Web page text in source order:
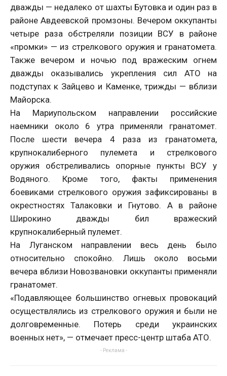
дважды — недалеко от шахты Бутовка и один раз в
районе Авдеевской промзоны. Вечером оккупанты
четыре раза обстреляли позиции ВСУ в районе
«промки» — из стрелкового оружия и гранатомета.
Также вечером и ночью под вражеским огнем
дважды оказывались укрепления сил АТО на
подступах к Зайцево и Каменке, трижды — вблизи
Майорска.
На Мариупольском направлении российские
наемники около 6 утра применяли гранатомет.
После шести вечера 4 раза из гранатомета,
крупнокалиберного пулемета и стрелкового
оружия обстреливались опорные пункты ВСУ у
Водяного. Кроме того, факты применения
боевиками стрелкового оружия зафиксированы в
окрестностях Талаковки и Гнутово. А в районе
Широкино дважды бил вражеский
крупнокалиберный пулемет.
На Луганском направлении весь день было
относительно спокойно. Лишь около восьми
вечера вблизи Новозвановки оккупанты применяли
гранатомет.
«Подавляющее большинство огневых провокаций
осуществлялись из стрелкового оружия и были не
долговременные. Потерь среди украинских
военных нет», — отмечает пресс-центр штаба АТО.
- Реклама -